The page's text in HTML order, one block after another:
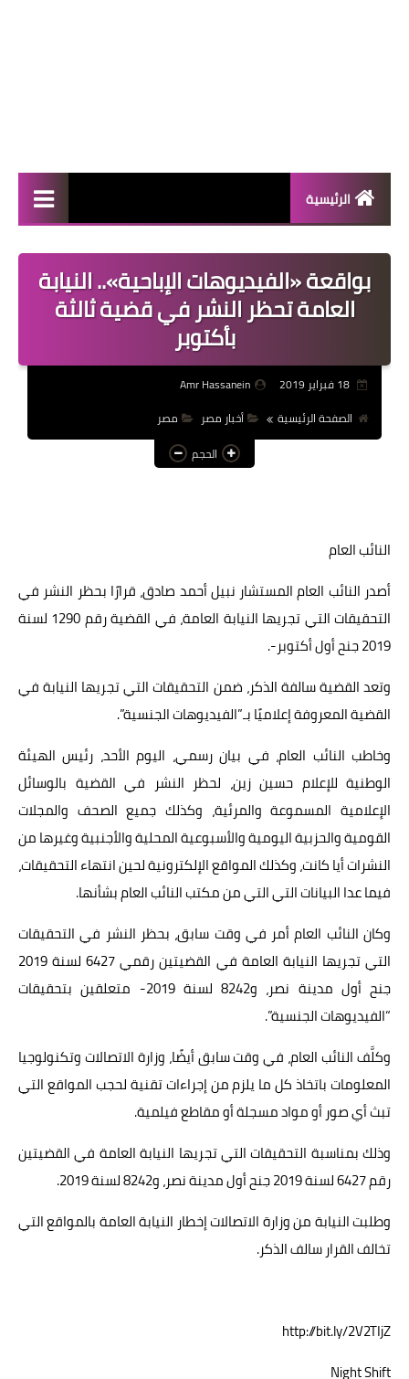
الرئيسية
منوعات
فعاليات
صحة
عالم المرأة
فن وثقافة
أخبار النجوم
أخبار العالم
بواقعة «الفيديوهات الإباحية».. النيابة
العامة تحظر النشر في قضية ثالثة
بأكتوبر
18 فبراير 2019
Amr Hassanein
الصفحة الرئيسية
أخبار مصر
مصر
الحجم
النائب العام
أصدر النائب العام المستشار نبيل أحمد صادق، قرارًا بحظر النشر في
التحقيقات التي تجريها النيابة العامة، في القضية رقم 1290 لسنة
2019 جنح أول أكتوبر-.
وتعد القضية سالفة الذكر، ضمن التحقيقات التي تجريها النيابة في
القضية المعروفة إعلاميًا بـ”الفيديوهات الجنسية”.
وخاطب النائب العام، في بيان رسمي، اليوم الأحد، رئيس الهيئة
الوطنية للإعلام حسين زين، لحظر النشر في القضية بالوسائل
الإعلامية المسموعة والمرئية، وكذلك جميع الصحف والمجلات
القومية والحزبية اليومية والأسبوعية المحلية والأجنبية وغيرها من
النشرات أيا كانت، وكذلك المواقع الإلكترونية لحين انتهاء التحقيقات،
فيما عدا البيانات التي التي من مكتب النائب العام بشأنها.
وكان النائب العام أمر في وقت سابق، بحظر النشر في التحقيقات
التي تجريها النيابة العامة في القضيتين رقمي 6427 لسنة 2019
جنح أول مدينة نصر، و8242 لسنة 2019- متعلقين بتحقيقات
“الفيديوهات الجنسية”.
وكلَّف النائب العام، في وقت سابق أيضًا، وزارة الاتصالات وتكنولوجيا
المعلومات باتخاذ كل ما يلزم من إجراءات تقنية لحجب المواقع التي
تبث أي صور أو مواد مسجلة أو مقاطع فيلمية.
وذلك بمناسبة التحقيقات التي تجريها النيابة العامة في القضيتين
رقم 6427 لسنة 2019 جنح أول مدينة نصر، و8242 لسنة 2019.
وطلبت النيابة من وزارة الاتصالات إخطار النيابة العامة بالمواقع التي
تخالف القرار سالف الذكر.
http://bit.ly/2V2TIjZ
Night Shift